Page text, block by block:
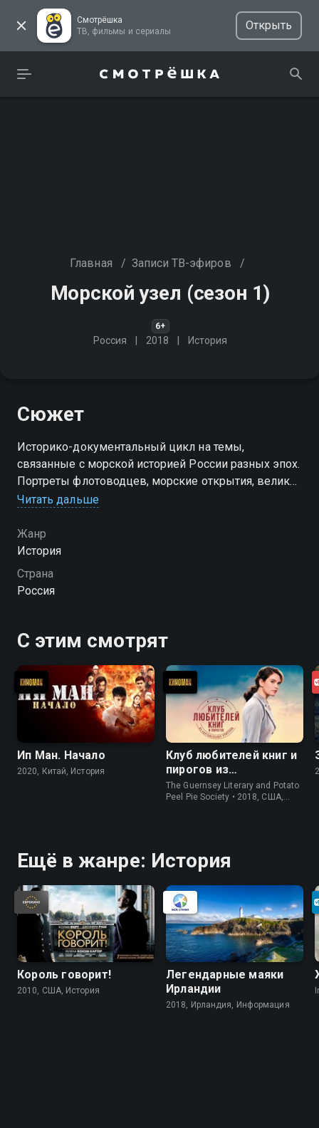
Смотрёшка
ТВ, фильмы и сериалы
Открыть
Главная / Записи ТВ-эфиров /
Морской узел (сезон 1)
6+
Россия 2018 История
Сюжет
Историко-документальный цикл на темы,
связанные с морской историей России разных эпох.
Портреты флотоводцев, морские открытия, великие
сражения на море. Каждая программа посвящена
Посмотреть онлайн 1 сезон сериала Морской узел
вы можете совершенно бесплатно в хорошем HD
качестве на Смотрёшке
Читать дальше
Жанр
История
Страна
Россия
С этим смотрят
Ип Ман. Начало
2020, Китай, История
Клуб любителей книг и
пирогов из
картофельных
очистков
The Guernsey Literary and Potato
Peel Pie Society • 2018, США,
Ещё в жанре: История
Король говорит!
2010, США, История
Легендарные маяки
Ирландии
2018, Ирландия, Информация